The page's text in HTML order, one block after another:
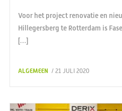
Voor het project renovatie en
Hillegersberg te Rotterdam is
[…]
ALGEMEEN / 21 JULI 2020